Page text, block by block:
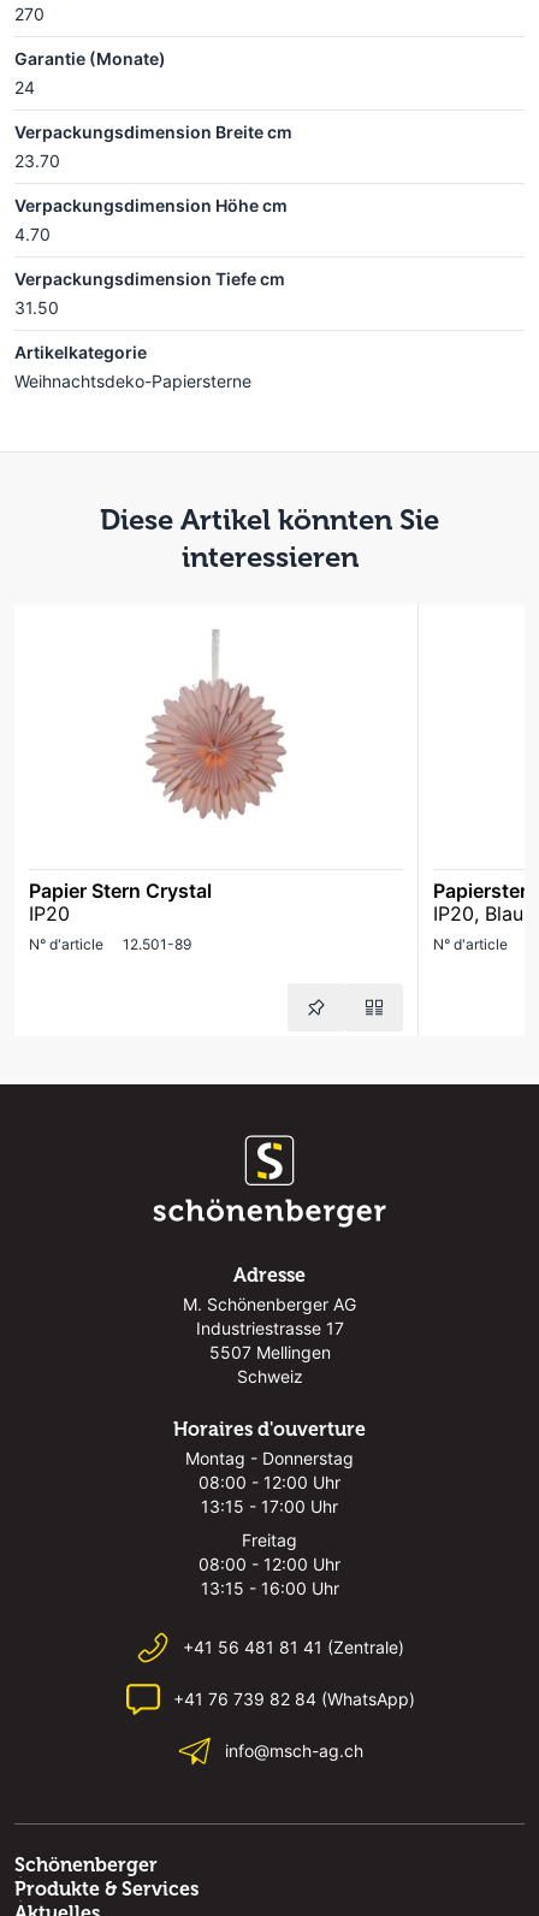
270
Garantie (Monate)
24
Verpackungsdimension Breite cm
23.70
Verpackungsdimension Höhe cm
4.70
Verpackungsdimension Tiefe cm
31.50
Artikelkategorie
Weihnachtsdeko-Papiersterne
Diese Artikel könnten Sie
interessieren
Papier Stern Crystal
IP20
N° d'article 12.501-89
IP20, Blau
N° d'article
Adresse
M. Schönenberger AG
Industriestrasse 17
5507 Mellingen
Schweiz
Horaires d'ouverture
Montag - Donnerstag
08:00 - 12:00 Uhr
13:15 - 17:00 Uhr
Freitag
08:00 - 12:00 Uhr
13:15 - 16:00 Uhr
+41 56 481 81 41 (Zentrale)
+41 76 739 82 84 (WhatsApp)
info@msch-ag.ch
Schönenberger
Produkte & Services